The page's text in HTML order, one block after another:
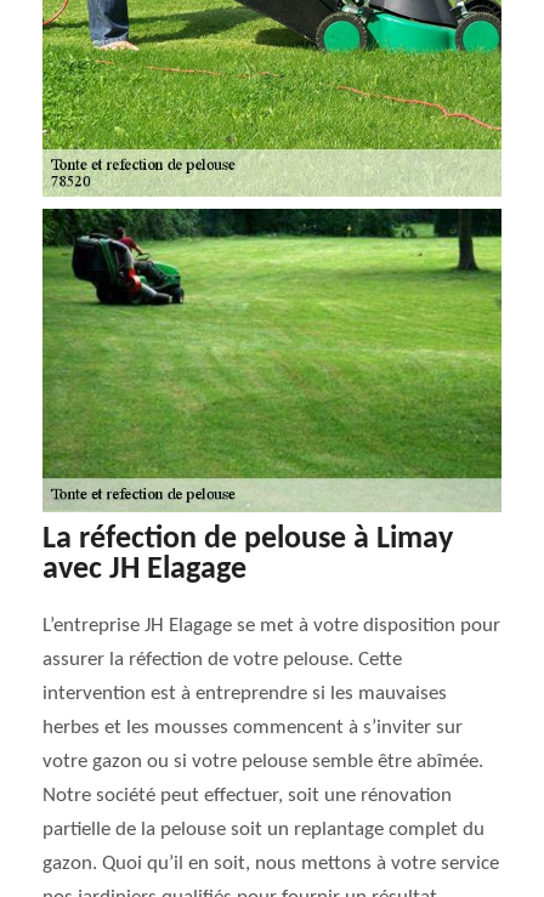
La réfection de pelouse à Limay
avec JH Elagage
L’entreprise JH Elagage se met à votre disposition pour
assurer la réfection de votre pelouse. Cette
intervention est à entreprendre si les mauvaises
herbes et les mousses commencent à s’inviter sur
votre gazon ou si votre pelouse semble être abîmée.
Notre société peut effectuer, soit une rénovation
partielle de la pelouse soit un replantage complet du
gazon. Quoi qu’il en soit, nous mettons à votre service